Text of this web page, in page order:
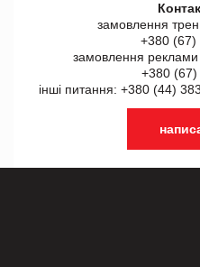
замовлення
+380 (67)
замовлення реклами
+380 (67)
інші питання: +380 (44)